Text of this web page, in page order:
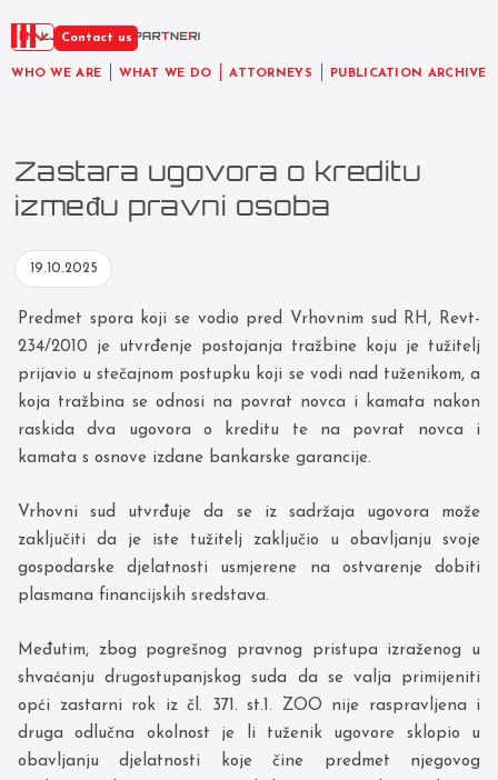
WHO WE ARE WHAT WE DO ATTORNEYS PUBLICATION ARCHIVE
EN Contact us
Zastara ugovora o kreditu
između pravni osoba
19.10.2025
Predmet spora koji se vodio pred Vrhovnim sud RH, Revt-
234/2010 je utvrđenje postojanja tražbine koju je tužitelj
prijavio u stečajnom postupku koji se vodi nad tuženikom, a
koja tražbina se odnosi na povrat novca i kamata nakon
raskida dva ugovora o kreditu te na povrat novca i
kamata s osnove izdane bankarske garancije.
Vrhovni sud utvrđuje da se iz sadržaja ugovora može
zaključiti da je iste tužitelj zaključio u obavljanju svoje
gospodarske djelatnosti usmjerene na ostvarenje dobiti
plasmana financijskih sredstava.
Međutim, zbog pogrešnog pravnog pristupa izraženog u
shvaćanju drugostupanjskog suda da se valja primijeniti
opći zastarni rok iz čl. 371. st.1. ZOO nije raspravljena i
druga odlučna okolnost je li tuženik ugovore sklopio u
obavljanju djelatnosti koje čine predmet njegovog